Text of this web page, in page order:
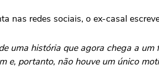
nas redes sociais, o ex-casal
uma história que agora chega a
e, portanto, não houve um único